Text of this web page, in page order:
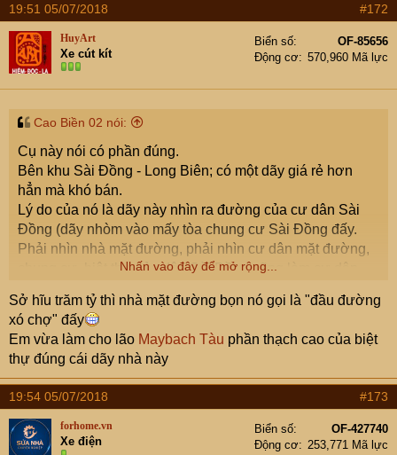
19:51 05/07/2018 #172
HuyArt
Xe cút kít
Biển số
OF-85656
Động cơ
570,960 Mã lực
Cao Biền 02 nói:
Cụ này nói có phần đúng.
Bên khu Sài Đồng - Long Biên; có một dãy giá rẻ hơn
hẳn mà khó bán.
Lý do của nó là dãy này nhìn ra đường của cư dân Sài
Đồng (dãy nhòm vào mấy tòa chung cư Sài Đồng đấy.
Phải nhìn nhà mặt đường, phải nhìn cư dân mặt đường,
chung cư, biệt thự của dân Sài Đồng cũng làm cư dân
Nhấn vào đây để mở rộng...
Sở hĩu trăm tỷ thì nhà mặt đường bọn nó gọi là "đầu đường
xó chợ" đấy
Em vừa làm cho lão Maybach Tàu phần thạch cao của biệt
thự đúng cái dãy nhà này
19:54 05/07/2018 #173
forhome.vn
Xe điện
Biển số
OF-427740
Động cơ
253,771 Mã lực